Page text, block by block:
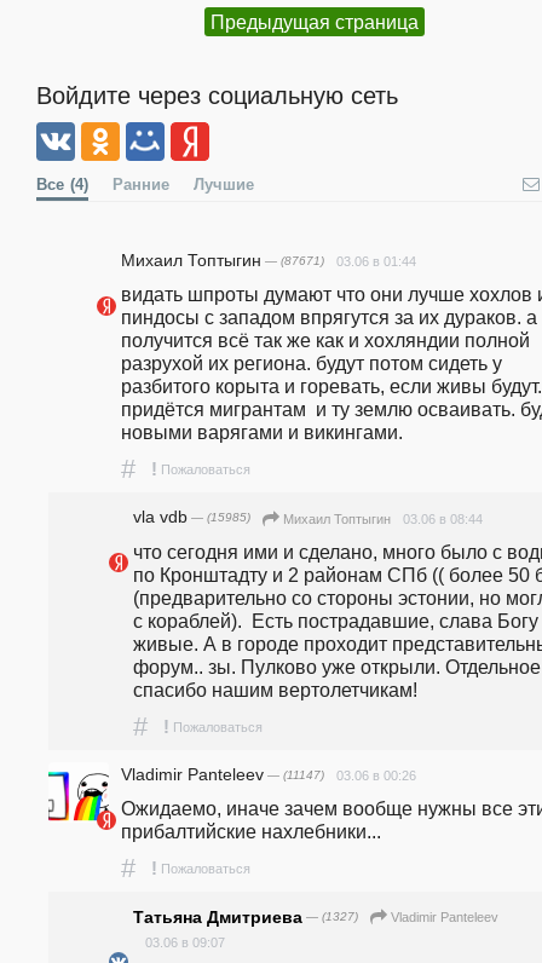
Предыдущая страница
Войдите через социальную сеть
Все (4) Ранние Лучшие
Михаил Топтыгин — (87671) 03.06 в 01:44
видать шпроты думают что они лучше хохлов
пиндосы с западом впрягутся за их дураков. а
получится всё так же как и хохляндии полной
разрухой их региона. будут потом сидеть у
разбитого корыта и горевать, если живы будут.
придётся мигрантам  и ту землю осваивать.
новыми варягами и викингами.
# ! Пожаловаться
vla vdb — (15985) Михаил Топтыгин 03.06 в 08:44
что сегодня ими и сделано, много было с
по Кронштадту и 2 районам СПб (( более 50
(предварительно со стороны эстонии, но
с кораблей).  Есть пострадавшие, слава
живые. А в городе проходит
форум.. зы. Пулково уже открыли. Отдельное
спасибо нашим вертолетчикам!
# ! Пожаловаться
Vladimir Panteleev — (11147) 03.06 в 00:26
Ожидаемо, иначе зачем вообще нужны все
прибалтийские нахлебники...
# ! Пожаловаться
Татьяна Дмитриева — (1327)
Vladimir Panteleev
03.06 в 09:07